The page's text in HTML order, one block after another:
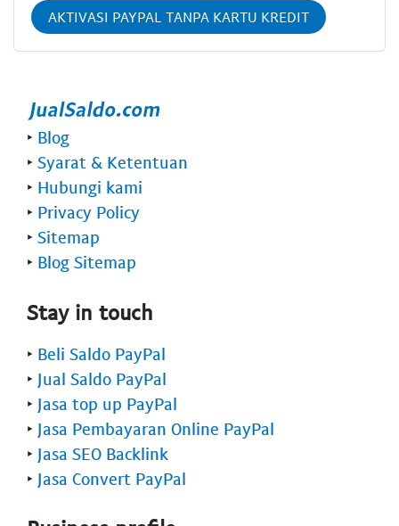
AKTIVASI PAYPAL TANPA KARTU KREDIT
‣ Blog
‣ Syarat & Ketentuan
‣ Hubungi kami
‣ Privacy Policy
‣ Sitemap
‣ Blog Sitemap
Stay in touch
‣ Beli Saldo PayPal
‣ Jual Saldo PayPal
‣ Jasa top up PayPal
‣ Jasa Pembayaran Online PayPal
‣ Jasa SEO Backlink
‣ Jasa Convert PayPal